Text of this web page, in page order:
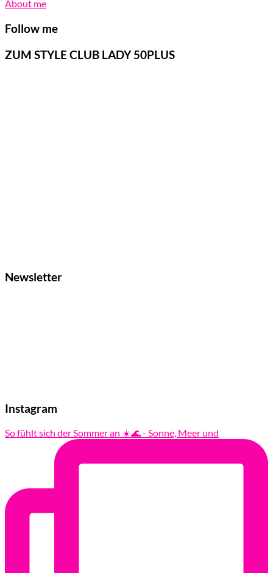
About me
Follow me
ZUM STYLE CLUB LADY 50PLUS
Newsletter
Instagram
So fühlt sich der Sommer an ☀️🌊 - Sonne, Meer und